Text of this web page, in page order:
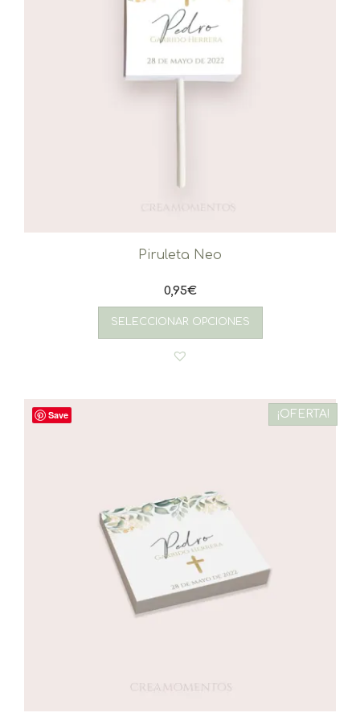
Piruleta Neo
0,95€
SELECCIONAR OPCIONES
Save ¡OFERTA!